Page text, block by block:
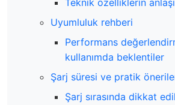
Teknik özelliklerin
Uyumluluk rehberi
Performans
kullanımda beklentiler
Şarj süresi ve pratik
Şarj sırasında dikkat